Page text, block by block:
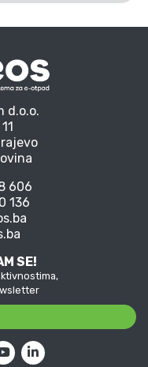
d.o.o.
606
136
SE!